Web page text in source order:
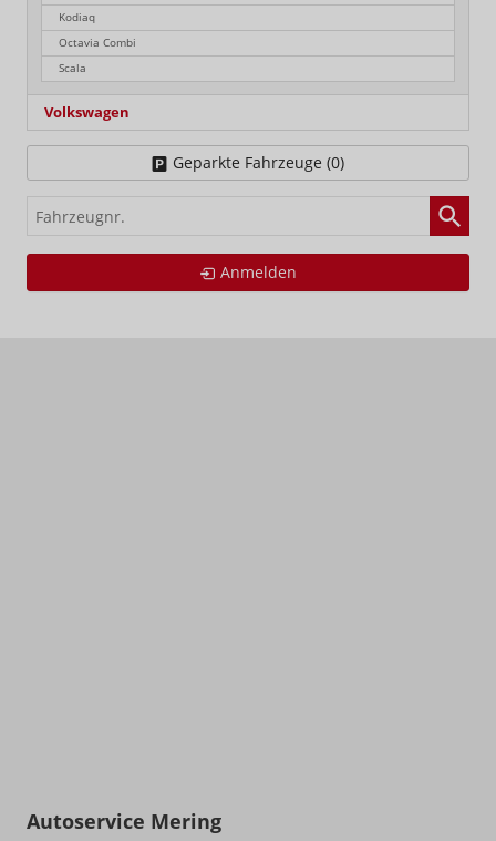
Kodiaq
Octavia Combi
Scala
Volkswagen
Geparkte Fahrzeuge (0)
Fahrzeugnr.
Anmelden
Autoservice Mering